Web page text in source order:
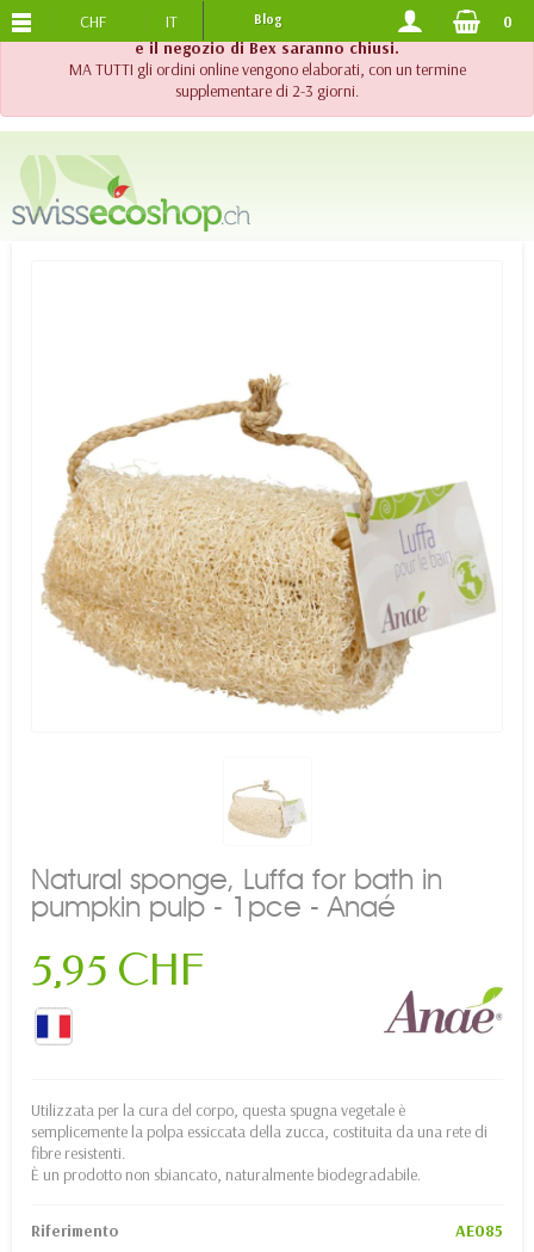
!! Importante !! Fino al 20 agosto 2026, l'assistenza telefonica
e il negozio di Bex saranno chiusi.
MA TUTTI gli ordini online vengono elaborati, con un termine
supplementare di 2-3 giorni.
SPEDIZIONE GRATUITADA 120.-
CHF IT Blog 0
Natural sponge, Luffa for bath in
pumpkin pulp - 1pce - Anaé
5,95 CHF
Utilizzata per la cura del corpo, questa spugna vegetale è
semplicemente la polpa essiccata della zucca, costituita da una rete di
fibre resistenti.
È un prodotto non sbiancato, naturalmente biodegradabile.
Riferimento AE085